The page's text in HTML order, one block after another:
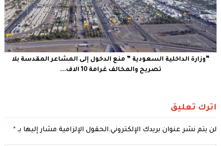
“وزارة الداخلية السعودية ” منع الدخول إلى المشاعر المقدسة بلا
تصريح والمخالف غرامة 10 الاف...
اترك تعليق
لن يتم نشر عنوان بريدك الإلكتروني.الحقول الإلزامية مشار إليها بـ *